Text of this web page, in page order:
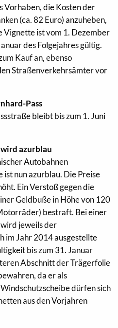
Vorhaben, die Kosten der
(ca. 82 Euro) anzuheben,
Vignette ist vom 1. Dezember
des Folgejahres gültig.
Kauf an, ebenso
Straßenverkehrsämter vor
Pass
bleibt bis zum 1. Juni
azurblau
Autobahnen
nun azurblau. Die Preise
Ein Verstoß gegen die
Geldbuße in Höhe von 120
bestraft. Bei einer
jeweils der
im Jahr 2014 ausgestellte
bis zum 31. Januar
Abschnitt der Trägerfolie
da er als
dürfen sich
aus den Vorjahren